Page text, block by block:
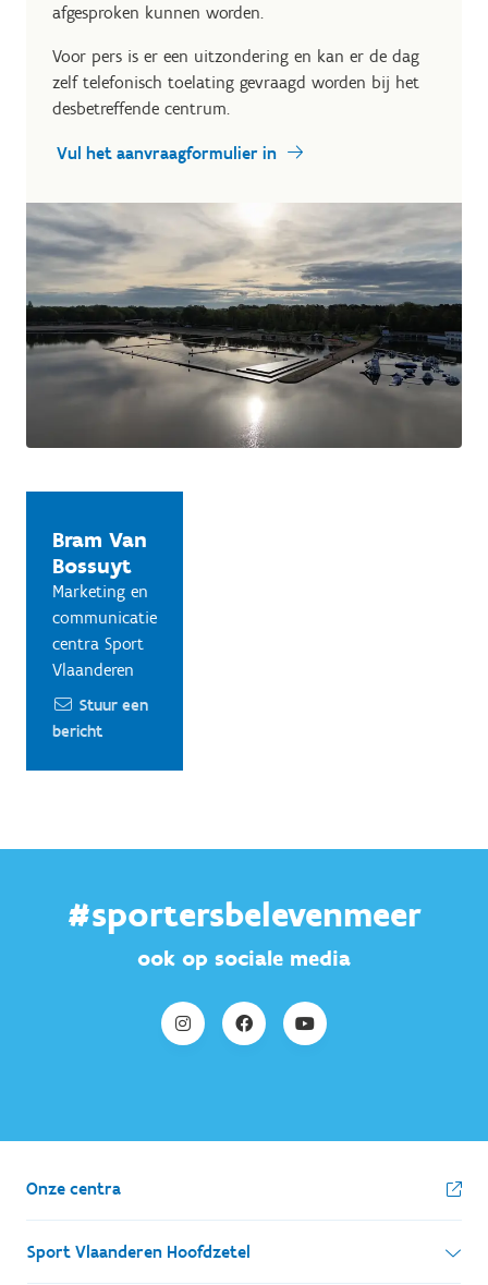
afgesproken kunnen worden.
Voor pers is er een uitzondering en kan er de dag
zelf telefonisch toelating gevraagd worden bij het
desbetreffende centrum.
Vul het aanvraagformulier in
Bram Van
Bossuyt
Marketing en
communicatie
centra Sport
Vlaanderen
Stuur een
bericht
#sportersbelevenmeer
ook op sociale media
Onze centra
Sport Vlaanderen Hoofdzetel